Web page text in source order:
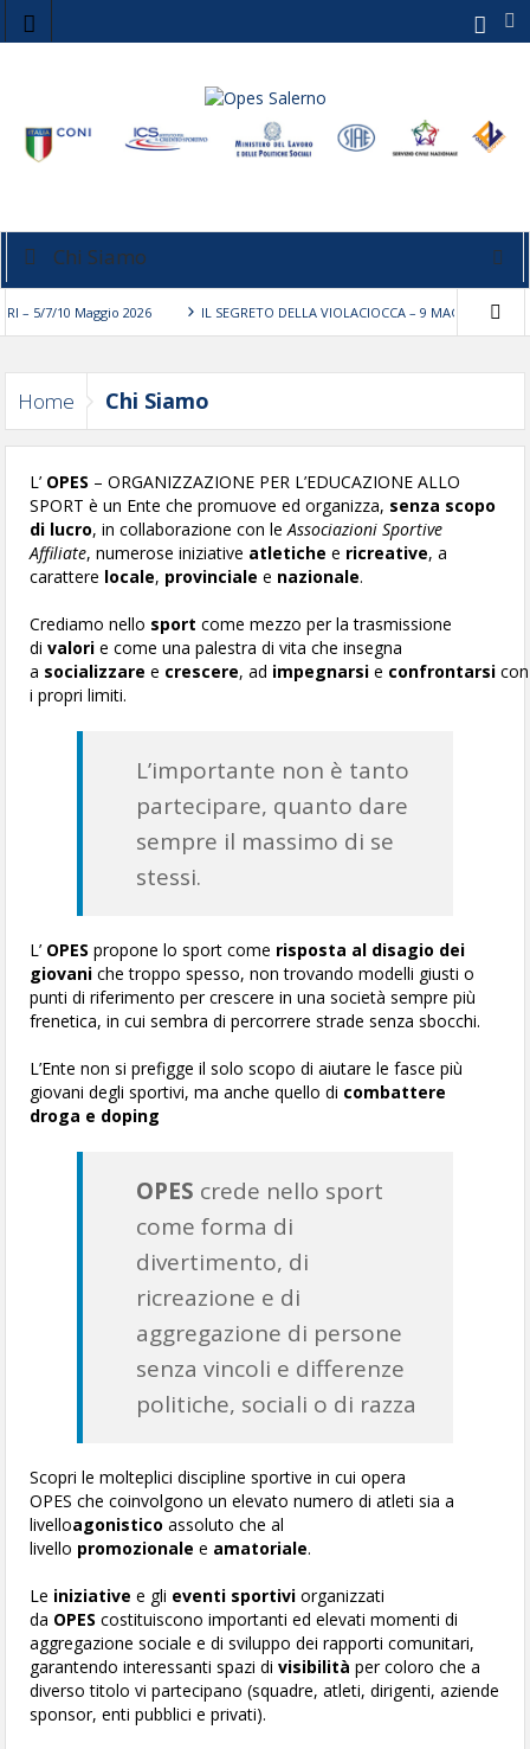
Chi Siamo
5/7/10 Maggio 2026 IL SEGRETO DELLA VIOLACIOCCA – 9 MAGGIO 2026
Home Chi Siamo
L’ OPES – ORGANIZZAZIONE PER L’EDUCAZIONE ALLO
SPORT è un Ente che promuove ed organizza, senza scopo
di lucro, in collaborazione con leAssociazioni Sportive
Affiliate, numerose iniziative atletiche e ricreative, a
carattere locale, provinciale e nazionale.
Crediamo nello sport come mezzo per la trasmissione
divalori e come una palestra di vita che insegna
a socializzare e crescere, ad impegnarsi e confrontarsi con
i propri limiti.
L’importante non è tanto
partecipare, quanto dare
sempre il massimo di se
stessi.
L’ OPES propone lo sport come risposta al disagio dei
giovani che troppo spesso, non trovando modelli giusti o
punti di riferimento per crescere in una società sempre più
frenetica, in cui sembra di percorrere strade senza sbocchi.
L’Ente non si prefigge il solo scopo di aiutare le fasce più
giovani degli sportivi, ma anche quello di combattere
droga e doping
OPES crede nello sport
come forma di
divertimento, di
ricreazione e di
aggregazione di persone
senza vincoli e differenze
politiche, sociali o di razza
Scopri le molteplici discipline sportive in cui opera
OPES che coinvolgono un elevato numero di atleti sia a
livelloagonistico assoluto che al
livello promozionalee amatoriale.
Le iniziative e gli eventi sportivi organizzati
da OPES costituiscono importanti ed elevati momenti di
aggregazione sociale e di sviluppo dei rapporti comunitari,
garantendo interessanti spazi divisibilità per coloro che a
diverso titolo vi partecipano (squadre, atleti, dirigenti, aziende
sponsor, enti pubblici e privati).